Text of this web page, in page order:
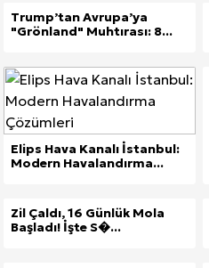
Trump’tan Avrupa’ya
"Grönland" Muhtırası: 8...
Elips Hava Kanalı İstanbul:
Modern Havalandırma...
Zil Çaldı, 16 Günlük Mola
Başladı! İşte S�...